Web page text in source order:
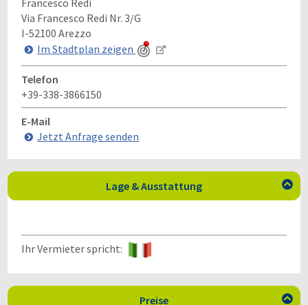
Francesco Redi
Via Francesco Redi Nr. 3/G
I-52100 Arezzo
Im Stadtplan zeigen
Telefon
+39-338-3866150
E-Mail
Jetzt Anfrage senden
Lage & Ausstattung 
Ihr Vermieter spricht:
Preise 